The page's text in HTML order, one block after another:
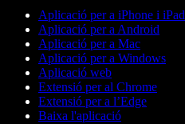
Aplicació per a iPhone i iPad
Aplicació per a Android
Aplicació per a Mac
Aplicació per a Windows
Aplicació web
Extensió per al Chrome
Extensió per a l’Edge
Baixa l'aplicació